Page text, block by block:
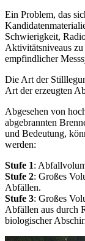
Ein Problem, das
Schwierigkeit,
Aktivitätsniveaus
empfindlicher
Die Art der
Art der erzeugten
Abgesehen von
abgebrannten
und Bedeutung,
werden:
Stufe 1:
Stufe 2: Großes
Abfällen.
Stufe 3: Großes
Abfällen aus durch
biologischer